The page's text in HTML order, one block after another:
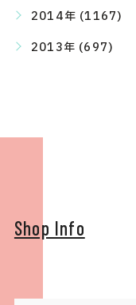
2014年 (1167)
2013年 (697)
Shop Info